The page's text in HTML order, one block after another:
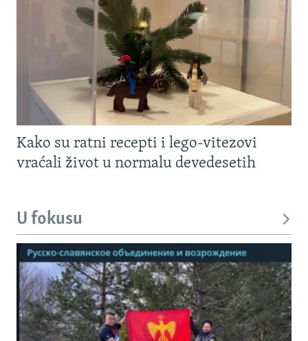
Kako su ratni recepti i lego-vitezovi
vraćali život u normalu devedesetih
U fokusu